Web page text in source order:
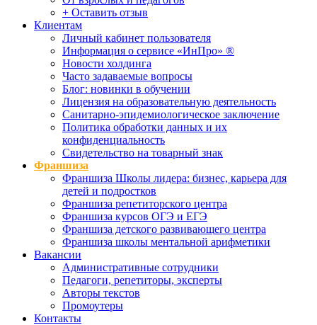
+ Оставить отзыв
Клиентам
Личный кабинет пользователя
Информация о сервисе «ИнПро» ®
Новости холдинга
Часто задаваемые вопросы
Блог: новинки в обучении
Лицензия на образовательную деятельность
Санитарно-эпидемиологическое заключение
Политика обработки данных и их
конфиденциальность
Свидетельство на товарный знак
Франшиза
Франшиза Школы лидера: бизнес, карьера для
детей и подростков
Франшиза репетиторского центра
Франшиза курсов ОГЭ и ЕГЭ
Франшиза детского развивающего центра
Франшиза школы ментальной арифметики
Вакансии
Административные сотрудники
Педагоги, репетиторы, эксперты
Авторы текстов
Промоутеры
Контакты